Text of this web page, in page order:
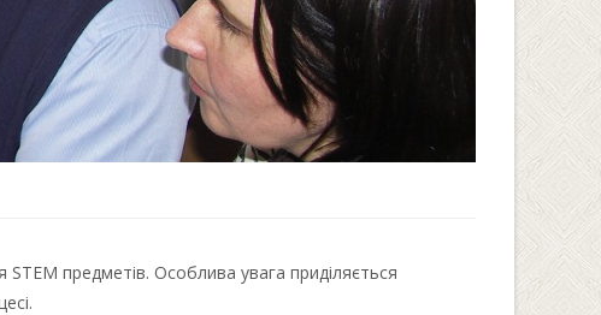
предметів. Особлива увага приділяється